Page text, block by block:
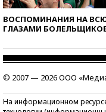
ВОСПОМИНАНИЯ НА
ГЛАЗАМИ
© 2007 — 2026 ООО
На информационном